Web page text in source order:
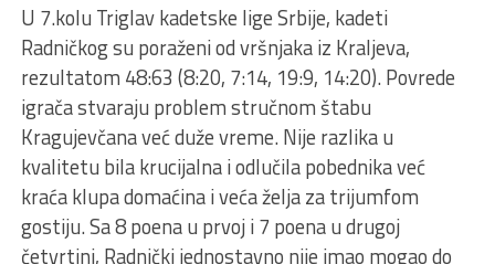
U 7.kolu Triglav kadetske lige Srbije, kadeti
Radničkog su poraženi od vršnjaka iz Kraljeva,
rezultatom 48:63 (8:20, 7:14, 19:9, 14:20). Povrede
igrača stvaraju problem stručnom štabu
Kragujevčana već duže vreme. Nije razlika u
kvalitetu bila krucijalna i odlučila pobednika već
kraća klupa domaćina i veća želja za trijumfom
gostiju. Sa 8 poena u prvoj i 7 poena u drugoj
četvrtini, Radnički jednostavno nije imao mogao do